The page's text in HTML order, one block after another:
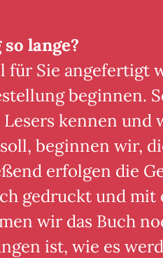
lange?
für Sie
beginnen.
kennen und
beginnen wir,
erfolgen die
gedruckt und
wir das Buch
ist, wie es